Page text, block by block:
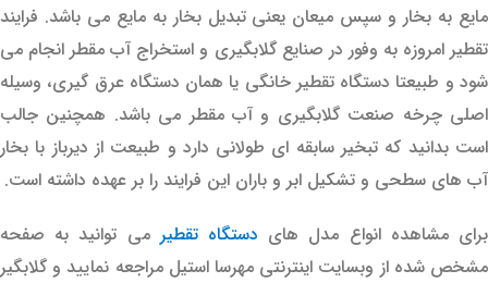
مایع به بخار و سپس میعان یعنی تبدیل بخار به مایع می باشد. فرایند
تقطیر امروزه به وفور در صنایع گلابگیری و استخراج آب مقطر انجام می
شود و طبیعتا دستگاه تقطیر خانگی یا همان دستگاه عرق گیری، وسیله
اصلی چرخه صنعت گلابگیری و آب مقطر می باشد. همچنین جالب
است بدانید که تبخیر سابقه ای طولانی دارد و طبیعت از دیرباز با بخار
آب های سطحی و تشکیل ابر و باران این فرایند را بر عهده داشته است.
برای مشاهده انواع مدل های دستگاه تقطیر می توانید به صفحه
مشخص شده از وبسایت اینترنتی مهرسا استیل مراجعه نمایید و گلابگیر